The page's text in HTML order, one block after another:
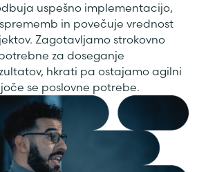
uspešno implementacijo,
in povečuje vrednost
Zagotavljamo strokovno
za doseganje
hkrati pa ostajamo agilni
se poslovne potrebe.